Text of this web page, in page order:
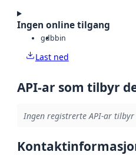
Ingen online tilgang
gdbbin
Last ned
API-ar som tilbyr
Ingen registrerte API-ar